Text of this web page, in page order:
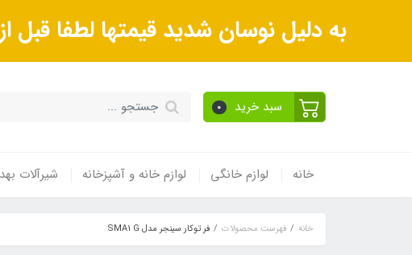
به دلیل نوسان شدید قیمتها لطفا
سبد خرید 0
خانه لوازم خانگی لوازم خانه و آشپزخانه شیرآلات
خانه فهرست محصولات فر توکار سینجر مدل SMA1 G